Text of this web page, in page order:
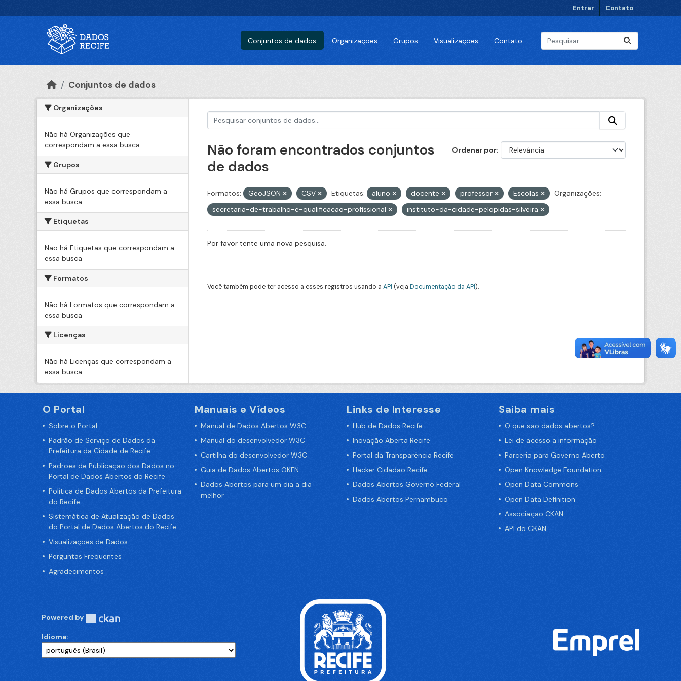
Entrar Contato
Conjuntos de dados Organizações Grupos Visualizações Contato
Conjuntos de dados
Organizações
Não há Organizações que
correspondam a essa busca
Grupos
Não há Grupos que correspondam a
essa busca
Etiquetas
Não há Etiquetas que correspondam a
essa busca
Formatos
Não há Formatos que correspondam a
essa busca
Licenças
Não há Licenças que correspondam a
essa busca
Ordenar por
Não foram encontrados conjuntos
de dados
Formatos: GeoJSON CSV Etiquetas: aluno docente professor Escolas
Organizações:
secretaria-de-trabalho-e-qualificacao-profissional
instituto-da-cidade-pelopidas-silveira
Por favor tente uma nova pesquisa.
Você também pode ter acesso a esses registros usando a API (veja Documentação da API).
O Portal
Sobre o Portal
Padrão de Serviço de Dados da
Prefeitura da Cidade de Recife
Padrões de Publicação dos Dados no
Portal de Dados Abertos do Recife
Política de Dados Abertos da Prefeitura
do Recife
Sistemática de Atualização de Dados
do Portal de Dados Abertos do Recife
Visualizações de Dados
Perguntas Frequentes
Agradecimentos
Manuais e Vídeos
Manual de Dados Abertos W3C
Manual do desenvolvedor W3C
Cartilha do desenvolvedor W3C
Guia de Dados Abertos OKFN
Dados Abertos para um dia a dia
melhor
Links de Interesse
Hub de Dados Recife
Inovação Aberta Recife
Portal da Transparência Recife
Hacker Cidadão Recife
Dados Abertos Governo Federal
Dados Abertos Pernambuco
Saiba mais
O que são dados abertos?
Lei de acesso a informação
Parceria para Governo Aberto
Open Knowledge Foundation
Open Data Commons
Open Data Definition
Associação CKAN
API do CKAN
Powered by
Idioma